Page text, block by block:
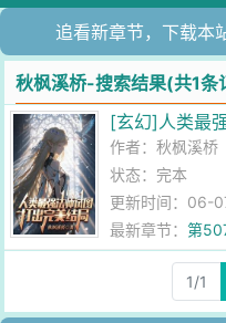
追看新章节，下载本
秋枫溪桥-搜索结果(共1条
[玄幻]人类最
作者：秋枫溪桥
状态：完本
更新时间：06-
最新章节：第
1/1